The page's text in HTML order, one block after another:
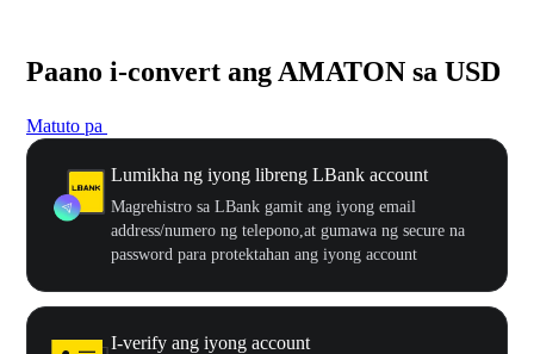
Paano i-convert ang AMATON sa USD
Matuto pa
Lumikha ng iyong libreng LBank account
Magrehistro sa LBank gamit ang iyong email
address/numero ng telepono,at gumawa ng secure na
password para protektahan ang iyong account
I-verify ang iyong account